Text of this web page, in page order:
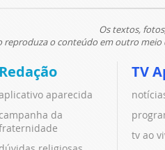
Os textos,
reproduza o conteúdo em outro meio
Redação
aparecida
campanha da
TV
tv ao